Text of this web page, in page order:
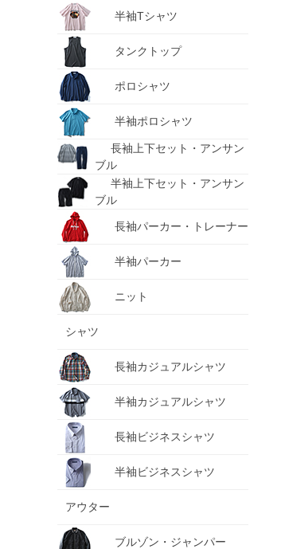
半袖Tシャツ
タンクトップ
ポロシャツ
半袖ポロシャツ
長袖上下セット・アンサン
ブル
半袖上下セット・アンサン
ブル
長袖パーカー・トレーナー
半袖パーカー
ニット
シャツ
長袖カジュアルシャツ
半袖カジュアルシャツ
長袖ビジネスシャツ
半袖ビジネスシャツ
アウター
ブルゾン・ジャンパー